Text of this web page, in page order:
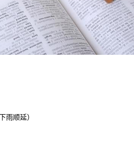
雨顺延）